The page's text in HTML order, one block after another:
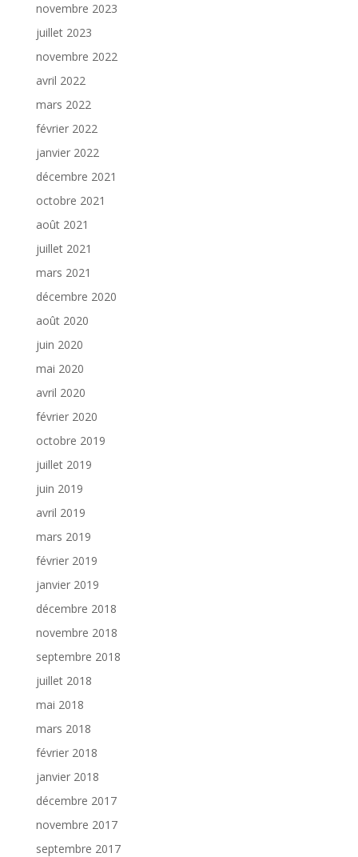
novembre 2023
juillet 2023
novembre 2022
avril 2022
mars 2022
février 2022
janvier 2022
décembre 2021
octobre 2021
août 2021
juillet 2021
mars 2021
décembre 2020
août 2020
juin 2020
mai 2020
avril 2020
février 2020
octobre 2019
juillet 2019
juin 2019
avril 2019
mars 2019
février 2019
janvier 2019
décembre 2018
novembre 2018
septembre 2018
juillet 2018
mai 2018
mars 2018
février 2018
janvier 2018
décembre 2017
novembre 2017
septembre 2017